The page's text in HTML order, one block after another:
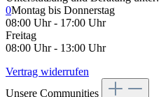
0Montag bis Donnerstag
08:00 Uhr - 17:00 Uhr
Freitag
08:00 Uhr - 13:00 Uhr
Vertrag widerrufen
Unsere Communities